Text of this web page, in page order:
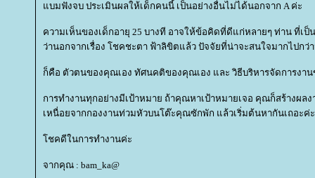
บมฟังจบ ประเมินผลให้เด็กคนนี้ เป็นอย่างอื่นไม่ได้นอกจาก A ค่ะ
ความเห็นของเด็กอายุ 25 บางที อาจให้ข้อคิดที่ดีแก่หลายๆ ท่าน ที่เป็
ว่านอกจากเรื่อง โชคชะตา ฟ้าลิขิตแล้ว ปัจจัยที่น่าจะสนใจมากไปกว่
ก็คือ ตัวตนของคุณเอง ทัศนคติของคุณเอง และ วิธีบริหารจัดการงา
การทำงานทุกอย่างมีเป้าหมาย ถ้าคุณหาเป้าหมายเจอ คุณก็สร้างผล
เหนื่อยจากกองงานท่วมหัวบนโต๊ะคุณซักพัก แล้วเริ่มต้นหากันเถอะค่ะ
ชคดีในการทำงานค่ะ
จากคุณ : bam_ka@